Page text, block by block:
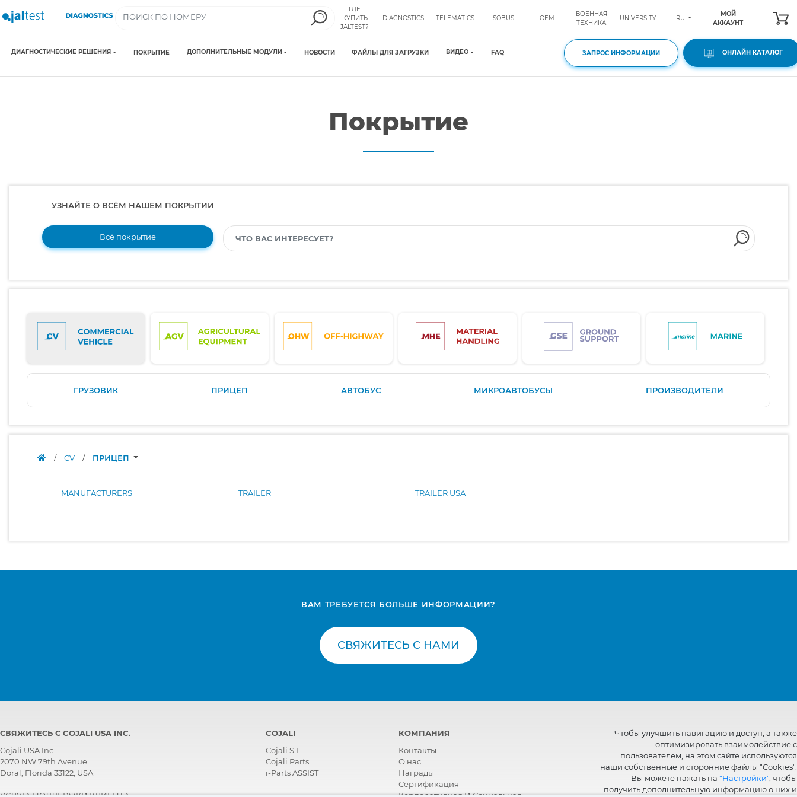
ГДЕ
КУПИТЬ
JALTEST?
DIAGNOSTICS TELEMATICS ISOBUS OEM
ВОЕННАЯ
ТЕХНИКА
UNIVERSITY RU
МОЙ
АККАУНТ
ДИАГНОСТИЧЕСКИЕ РЕШЕНИЯ ПОКРЫТИЕ ДОПОЛНИТЕЛЬНЫЕ МОДУЛИ НОВОСТИ ФАЙЛЫ ДЛЯ ЗАГРУЗКИ ВИДЕО FAQ ЗАПРОС ИНФОРМАЦИИ ОНЛАЙН КАТАЛОГ
Покрытие
УЗНАЙТЕ О ВСЁМ НАШЕМ ПОКРЫТИИ
Всё покрытие
ГРУЗОВИК ПРИЦЕП АВТОБУС МИКРОАВТОБУСЫ ПРОИЗВОДИТЕЛИ
/ CV / ПРИЦЕП
MANUFACTURERS TRAILER TRAILER USA
ВАМ ТРЕБУЕТСЯ БОЛЬШЕ ИНФОРМАЦИИ?
СВЯЖИТЕСЬ С НАМИ
СВЯЖИТЕСЬ С COJALI USA INC.
Cojali USA Inc.
2070 NW 79th Avenue
Doral, Florida 33122, USA
УСЛУГА ПОДДЕРЖКИ КЛИЕНТА
COJALI
Cojali S.L.
Cojali Parts
i-Parts ASSIST
КОМПАНИЯ
Контакты
О нас
Награды
Сертификация
Корпоративная И Социальная
Чтобы улучшить навигацию и доступ, а также
оптимизировать взаимодействие с
пользователем, на этом сайте используются
наши собственные и сторонние файлы "Cookies".
Вы можете нажать на "Настройки" , чтобы
получить дополнительную информацию о них и